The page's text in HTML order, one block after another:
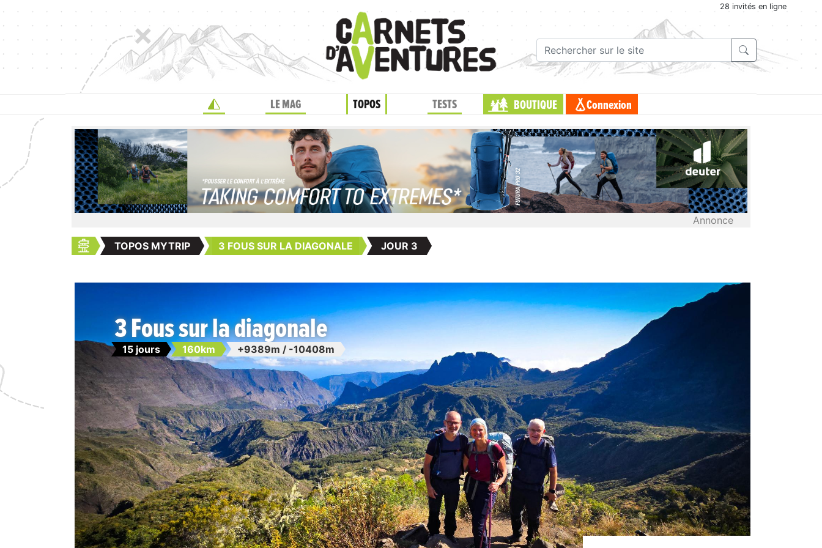
28 invités en ligne
LE MAG TOPOS TESTS BOUTIQUE Connexion
Annonce
TOPOS MYTRIP 3 FOUS SUR LA DIAGONALE JOUR 3
3 Fous sur la diagonale
15 jours 160km +9389m / -10408m